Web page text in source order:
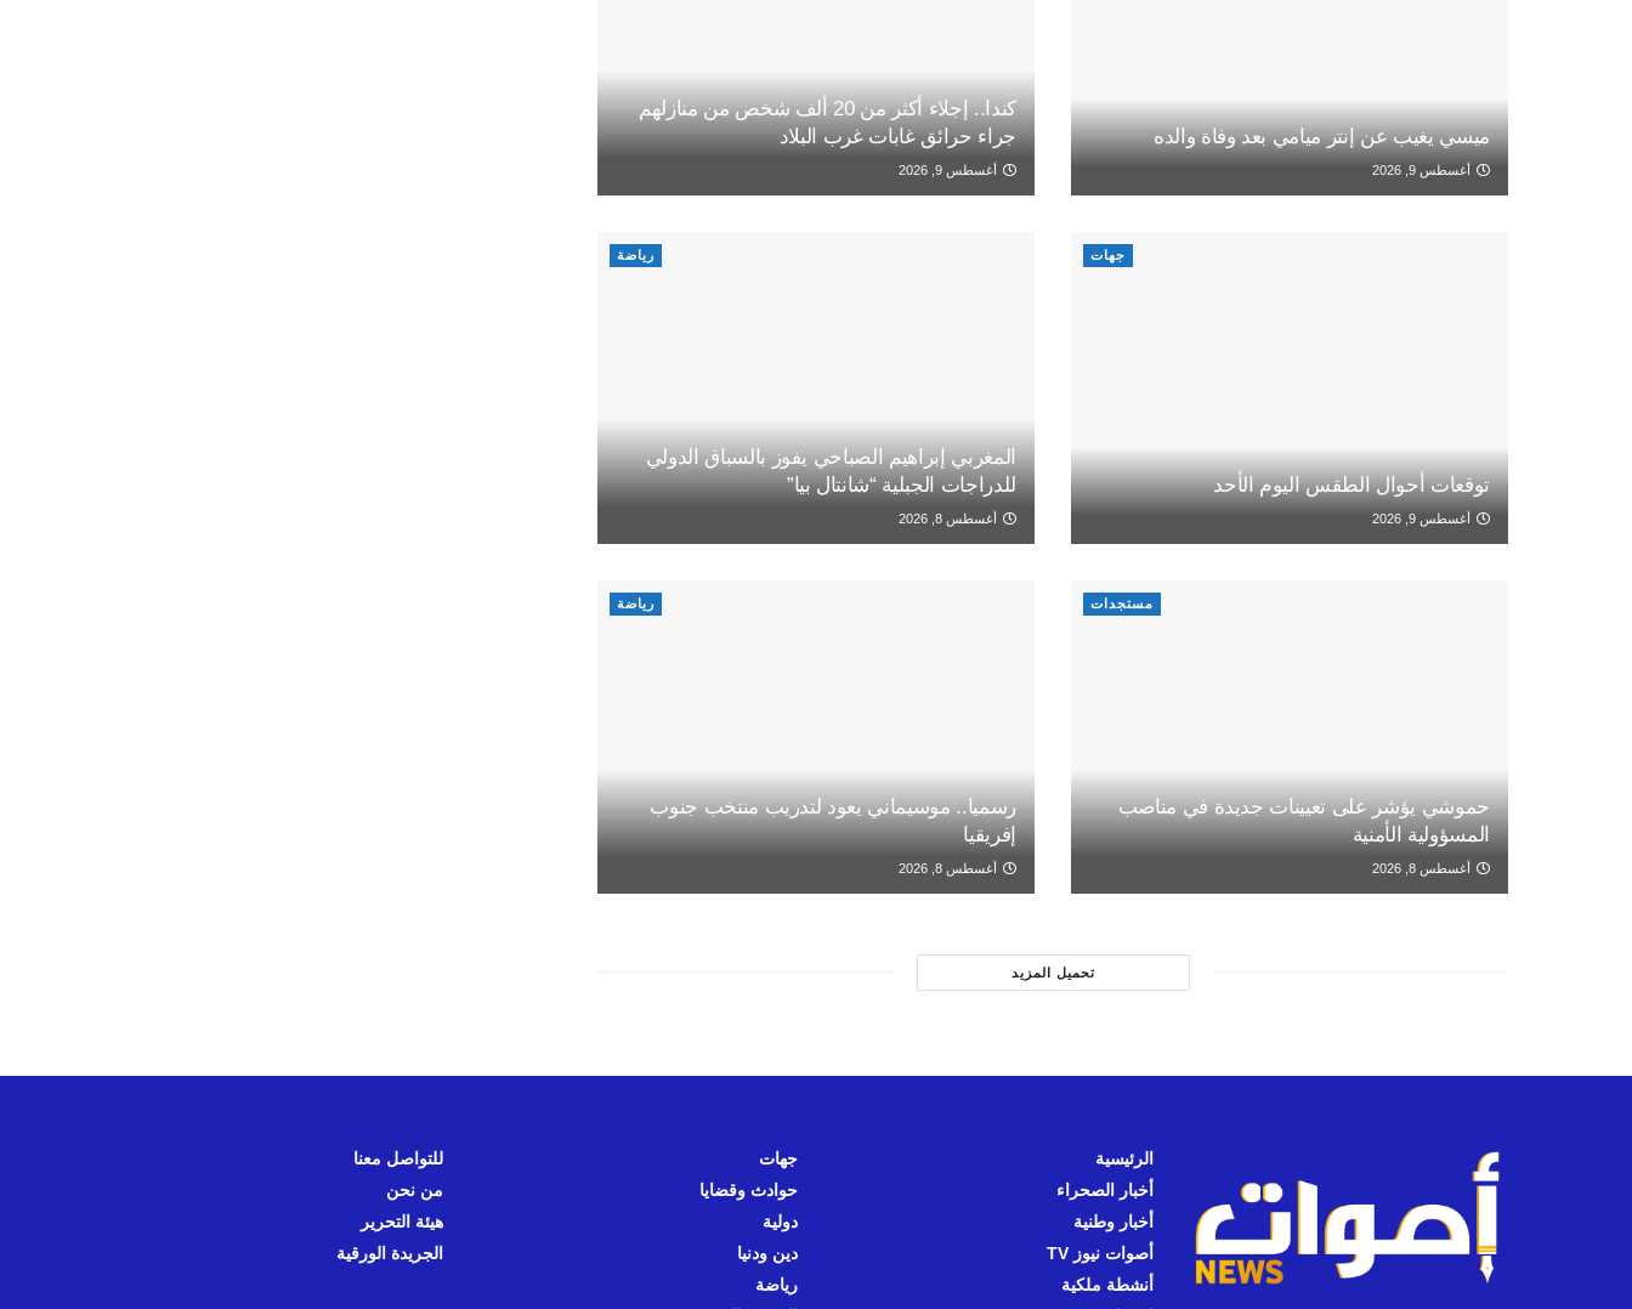
ميسي يغيب عن إنتر ميامي بعد وفاة والده
أغسطس 9, 2026
كندا.. إجلاء أكثر من 20 ألف شخص من منازلهم
جراء حرائق غابات غرب البلاد
أغسطس 9, 2026
جهات
توقعات أحوال الطقس اليوم الأحد
أغسطس 9, 2026
رياضة
المغربي إبراهيم الصباحي يفوز بالسباق الدولي
للدراجات الجبلية “شانتال بيا”
أغسطس 8, 2026
مستجدات
حموشي يؤشر على تعيينات جديدة في مناصب
المسؤولية الأمنية
أغسطس 8, 2026
رياضة
رسميا.. موسيماني يعود لتدريب منتخب جنوب
إفريقيا
أغسطس 8, 2026
تحميل المزيد
الرئيسية
أخبار الصحراء
أخبار وطنية
أصوات نيوز TV
أنشطة ملكية
جهات
حوادث وقضايا
دولية
دين ودنيا
رياضة
للتواصل معنا
من نحن
هيئة التحرير
الجريدة الورقية